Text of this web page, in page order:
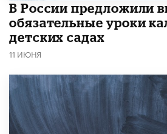
В России предложили
обязательные уроки
детских садах
11 ИЮНЯ